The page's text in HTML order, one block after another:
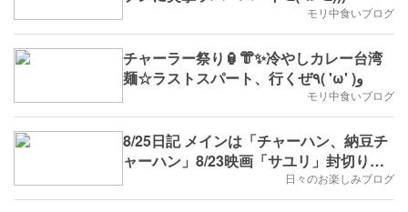
モリ中食いブログ
チャーラー祭り🏮👘✨冷やしカレー台湾
麺☆ラストスパート、行くぜ٩( 'ω' )و
モリ中食いブログ
8/25日記 メインは「チャーハン、納豆チ
ャーハン」8/23映画「サユリ」封切り初
日々のお楽しみブログ